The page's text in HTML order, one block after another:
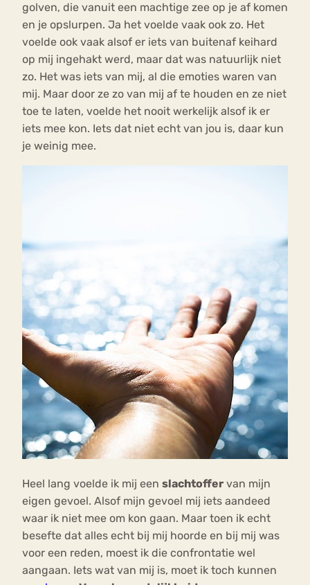
golven, die vanuit een machtige zee op je af komen
en je opslurpen. Ja het voelde vaak ook zo. Het
voelde ook vaak alsof er iets van buitenaf keihard
op mij ingehakt werd, maar dat was natuurlijk niet
zo. Het was iets van mij, al die emoties waren van
mij. Maar door ze zo van mij af te houden en ze niet
toe te laten, voelde het nooit werkelijk alsof ik er
iets mee kon. Iets dat niet echt van jou is, daar kun
je weinig mee.
Heel lang voelde ik mij een slachtoffer van mijn
eigen gevoel. Alsof mijn gevoel mij iets aandeed
waar ik niet mee om kon gaan. Maar toen ik echt
besefte dat alles echt bij mij hoorde en bij mij was
voor een reden, moest ik die confrontatie wel
aangaan. Iets wat van mij is, moet ik toch kunnen